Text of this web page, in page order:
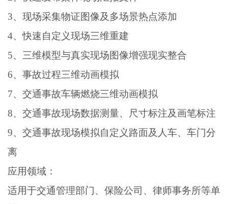
3、现场采集物证图像及多场景热点添加
4、快速自定义现场三维重建
5、三维模型与真实现场图像增强现实整合
6、事故过程三维动画模拟
7、交通事故车辆燃烧三维动画模拟
8、交通事故现场数据测量、尺寸标注及画笔标注
9、交通事故现场模拟自定义路面及人车、车门分
离
应用领域：
适用于交通管理部门、保险公司、律师事务所等单